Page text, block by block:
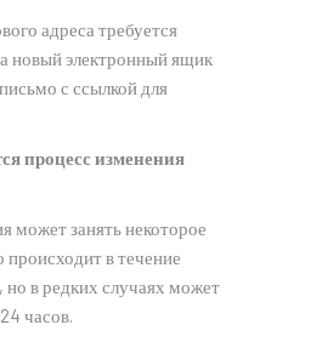
адреса требуется
новый электронный ящик
с ссылкой для
процесс изменения
может занять некоторое
в течение
но в редких случаях может
часов.